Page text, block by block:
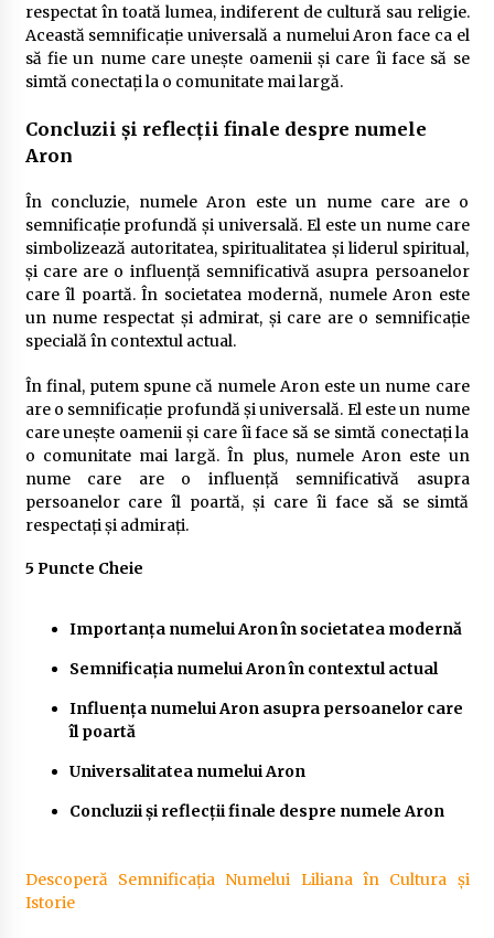
respectat în toată lumea, indiferent de cultură sau religie.
Această semnificație universală a numelui Aron face ca el
să fie un nume care unește oamenii și care îi face să se
simtă conectați la o comunitate mai largă.
Concluzii și reflecții finale despre numele
Aron
În concluzie, numele Aron este un nume care are o
semnificație profundă și universală. El este un nume care
simbolizează autoritatea, spiritualitatea și liderul spiritual,
și care are o influență semnificativă asupra persoanelor
care îl poartă. În societatea modernă, numele Aron este
un nume respectat și admirat, și care are o semnificație
specială în contextul actual.
În final, putem spune că numele Aron este un nume care
are o semnificație profundă și universală. El este un nume
care unește oamenii și care îi face să se simtă conectați la
o comunitate mai largă. În plus, numele Aron este un
nume care are o influență semnificativă asupra
persoanelor care îl poartă, și care îi face să se simtă
respectați și admirați.
5 Puncte Cheie
Importanța numelui Aron în societatea modernă
Semnificația numelui Aron în contextul actual
Influența numelui Aron asupra persoanelor care
îl poartă
Universalitatea numelui Aron
Concluzii și reflecții finale despre numele Aron
Descoperă Semnificația Numelui Liliana în Cultura și
Istorie